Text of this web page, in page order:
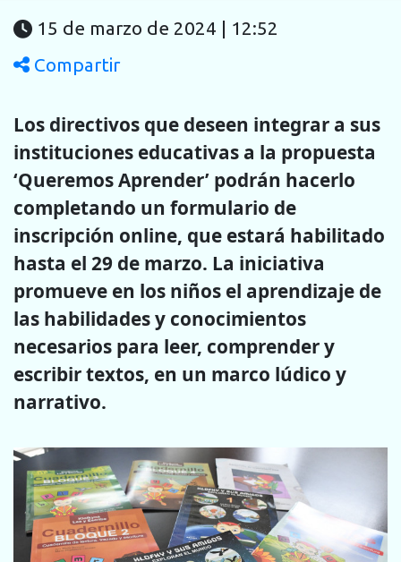
15 de marzo de 2024 | 12:52
Compartir
Los directivos que deseen integrar a sus
instituciones educativas a la propuesta
‘Queremos Aprender’ podrán hacerlo
completando un formulario de
inscripción online, que estará habilitado
hasta el 29 de marzo. La iniciativa
promueve en los niños el aprendizaje de
las habilidades y conocimientos
necesarios para leer, comprender y
escribir textos, en un marco lúdico y
narrativo.